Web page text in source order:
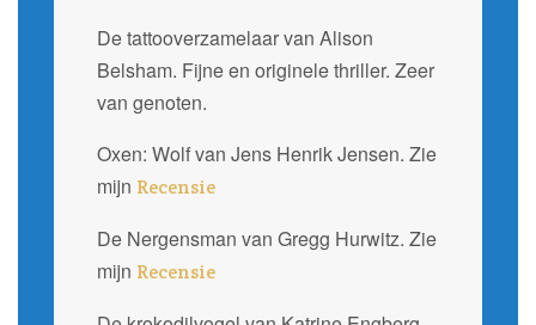
De tattooverzamelaar van Alison
Belsham. Fijne en originele thriller. Zeer
van genoten.
Oxen: Wolf van Jens Henrik Jensen. Zie
mijn Recensie
De Nergensman van Gregg Hurwitz. Zie
mijn Recensie